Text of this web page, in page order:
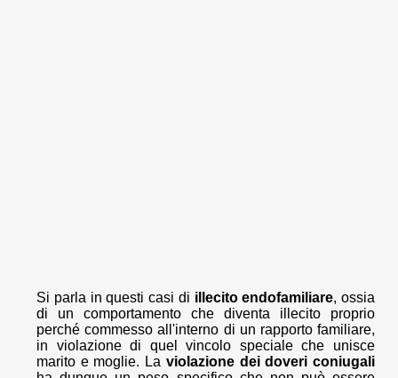
Si parla in questi casi di illecito endofamiliare, ossia
di un comportamento che diventa illecito proprio
perché commesso all'interno di un rapporto familiare,
in violazione di quel vincolo speciale che unisce
marito e moglie. La violazione dei doveri coniugali